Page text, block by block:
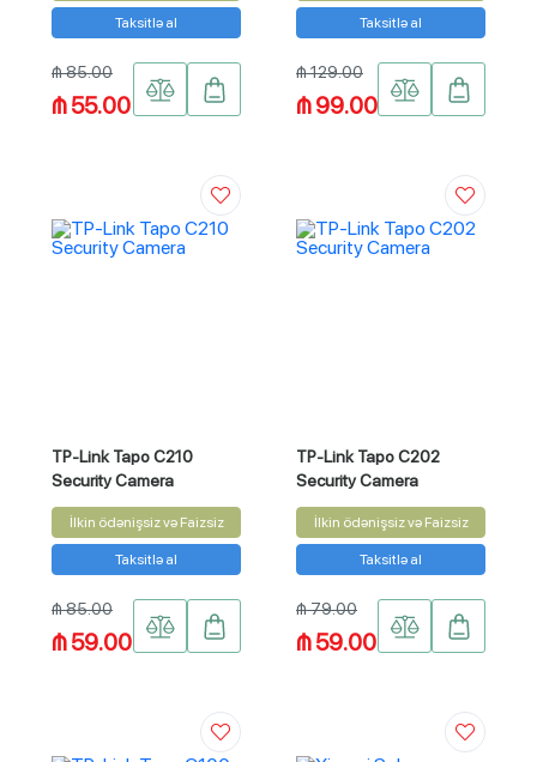
Taksitlə al
₼ 85.00
₼ 55.00
Taksitlə al
₼ 129.00
₼ 99.00
TP-Link Tapo C210
Security Camera
İlkin ödənişsiz və Faizsiz
Taksitlə al
₼ 85.00
₼ 59.00
TP-Link Tapo C202
Security Camera
İlkin ödənişsiz və Faizsiz
Taksitlə al
₼ 79.00
₼ 59.00